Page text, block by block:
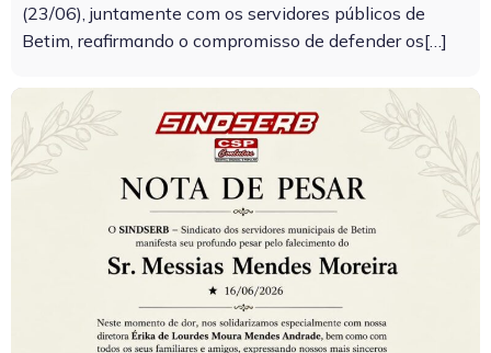
(23/06), juntamente com os servidores públicos de
Betim, reafirmando o compromisso de defender os[…]